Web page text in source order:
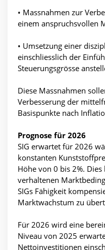
• Massnahmen zur
einem anspruchsvollen
• Umsetzung einer
einschliesslich der
Steuerungsgrösse
Diese Massnahmen
Verbesserung der
Basispunkte nach
Prognose für 2026
SIG erwartet für 2026
konstanten
Höhe von 0 bis 2%.
verhaltenen
SIGs Fähigkeit
Marktwachstum zu
Für 2026 wird eine
Niveau von 2025
Nettoinvestitionen